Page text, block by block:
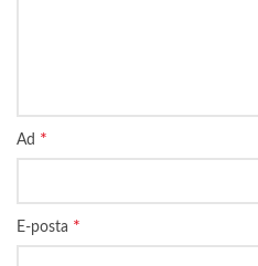
Ad *
E-posta *